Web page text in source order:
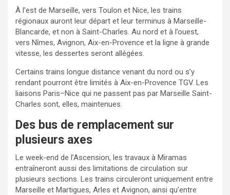
À l’est de Marseille, vers Toulon et Nice, les trains
régionaux auront leur départ et leur terminus à Marseille-
Blancarde, et non à Saint-Charles. Au nord et à l’ouest,
vers Nîmes, Avignon, Aix-en-Provence et la ligne à grande
vitesse, les dessertes seront allégées.
Certains trains longue distance venant du nord ou s’y
rendant pourront être limités à Aix-en-Provence TGV. Les
liaisons Paris–Nice qui ne passent pas par Marseille Saint-
Charles sont, elles, maintenues.
Des bus de remplacement sur
plusieurs axes
Le week-end de l’Ascension, les travaux à Miramas
entraîneront aussi des limitations de circulation sur
plusieurs sections. Les trains circuleront uniquement entre
Marseille et Martigues, Arles et Avignon, ainsi qu’entre